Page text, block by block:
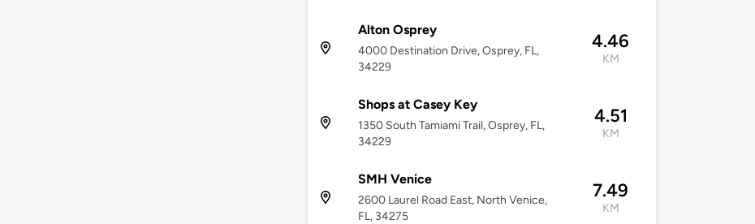
Alton Osprey
4000 Destination Drive, Osprey, FL,
34229
4.46
KM
Shops at Casey Key
1350 South Tamiami Trail, Osprey, FL,
34229
4.51
KM
SMH Venice
2600 Laurel Road East, North Venice,
FL, 34275
7.49
KM